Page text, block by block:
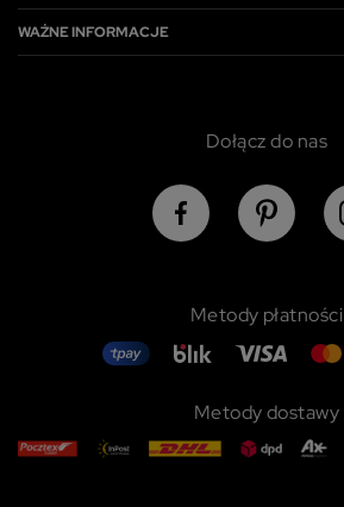
WAŻNE INFORMACJE
Dołącz do nas
Metody płatności
Metody dostawy